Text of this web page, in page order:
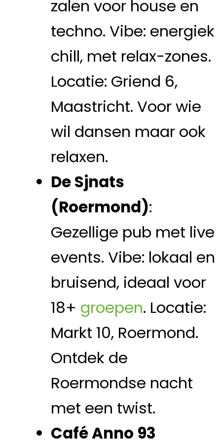
zalen voor house en
techno. Vibe: energiek
chill, met relax-zones.
Locatie: Griend 6,
Maastricht. Voor wie
wil dansen maar ook
relaxen.
De Sjnats
(Roermond):
Gezellige pub met live
events. Vibe: lokaal en
bruisend, ideaal voor
18+ groepen. Locatie:
Markt 10, Roermond.
Ontdek de
Roermondse nacht
met een twist.
Café Anno 93